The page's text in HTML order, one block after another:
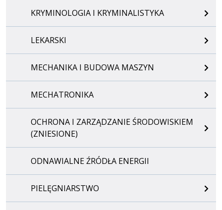
KRYMINOLOGIA I KRYMINALISTYKA
LEKARSKI
MECHANIKA I BUDOWA MASZYN
MECHATRONIKA
OCHRONA I ZARZĄDZANIE ŚRODOWISKIEM
(ZNIESIONE)
ODNAWIALNE ŹRÓDŁA ENERGII
PIELĘGNIARSTWO